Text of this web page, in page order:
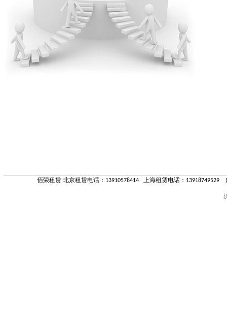
佰荣租赁 北京租赁电话：13910578414 上海租赁电话：